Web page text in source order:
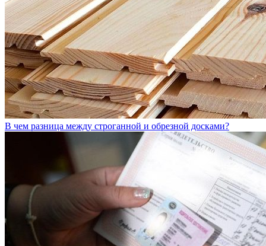
В чем разница между строганной и обрезной досками?